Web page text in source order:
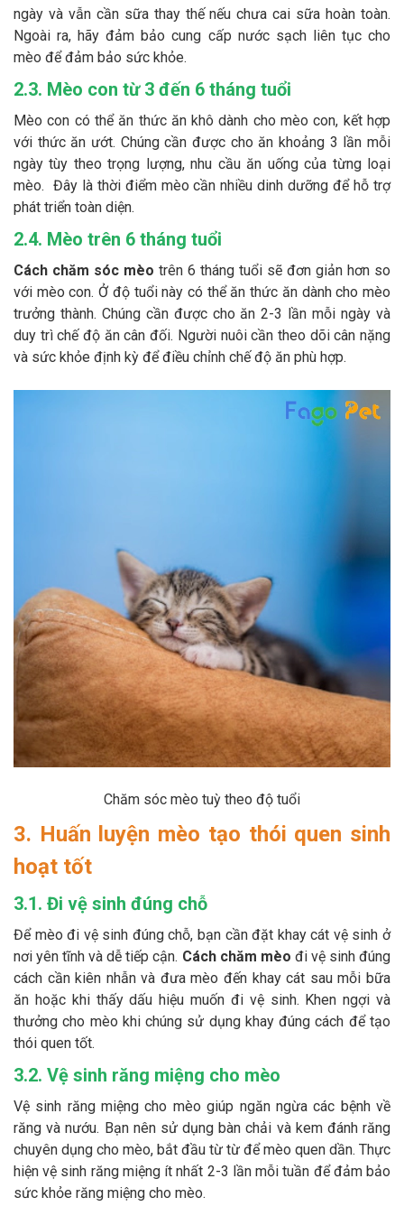
ngày và vẫn cần sữa thay thế nếu chưa cai sữa hoàn toàn.
Ngoài ra, hãy đảm bảo cung cấp nước sạch liên tục cho
mèo để đảm bảo sức khỏe.
2.3. Mèo con từ 3 đến 6 tháng tuổi
Mèo con có thể ăn thức ăn khô dành cho mèo con, kết hợp
với thức ăn ướt. Chúng cần được cho ăn khoảng 3 lần mỗi
ngày tùy theo trọng lượng, nhu cầu ăn uống của từng loại
mèo. Đây là thời điểm mèo cần nhiều dinh dưỡng để hỗ trợ
phát triển toàn diện.
2.4. Mèo trên 6 tháng tuổi
Cách chăm sóc mèo trên 6 tháng tuổi sẽ đơn giản hơn so
với mèo con. Ở độ tuổi này có thể ăn thức ăn dành cho mèo
trưởng thành. Chúng cần được cho ăn 2-3 lần mỗi ngày và
duy trì chế độ ăn cân đối. Người nuôi cần theo dõi cân nặng
và sức khỏe định kỳ để điều chỉnh chế độ ăn phù hợp.
Chăm sóc mèo tuỳ theo độ tuổi
3. Huấn luyện mèo tạo thói quen sinh
hoạt tốt
3.1. Đi vệ sinh đúng chỗ
Để mèo đi vệ sinh đúng chỗ, bạn cần đặt khay cát vệ sinh ở
nơi yên tĩnh và dễ tiếp cận. Cách chăm mèo đi vệ sinh đúng
cách cần kiên nhẫn và đưa mèo đến khay cát sau mỗi bữa
ăn hoặc khi thấy dấu hiệu muốn đi vệ sinh. Khen ngợi và
thưởng cho mèo khi chúng sử dụng khay đúng cách để tạo
thói quen tốt.
3.2. Vệ sinh răng miệng cho mèo
Vệ sinh răng miệng cho mèo giúp ngăn ngừa các bệnh về
răng và nướu. Bạn nên sử dụng bàn chải và kem đánh răng
chuyên dụng cho mèo, bắt đầu từ từ để mèo quen dần. Thực
hiện vệ sinh răng miệng ít nhất 2-3 lần mỗi tuần để đảm bảo
sức khỏe răng miệng cho mèo.